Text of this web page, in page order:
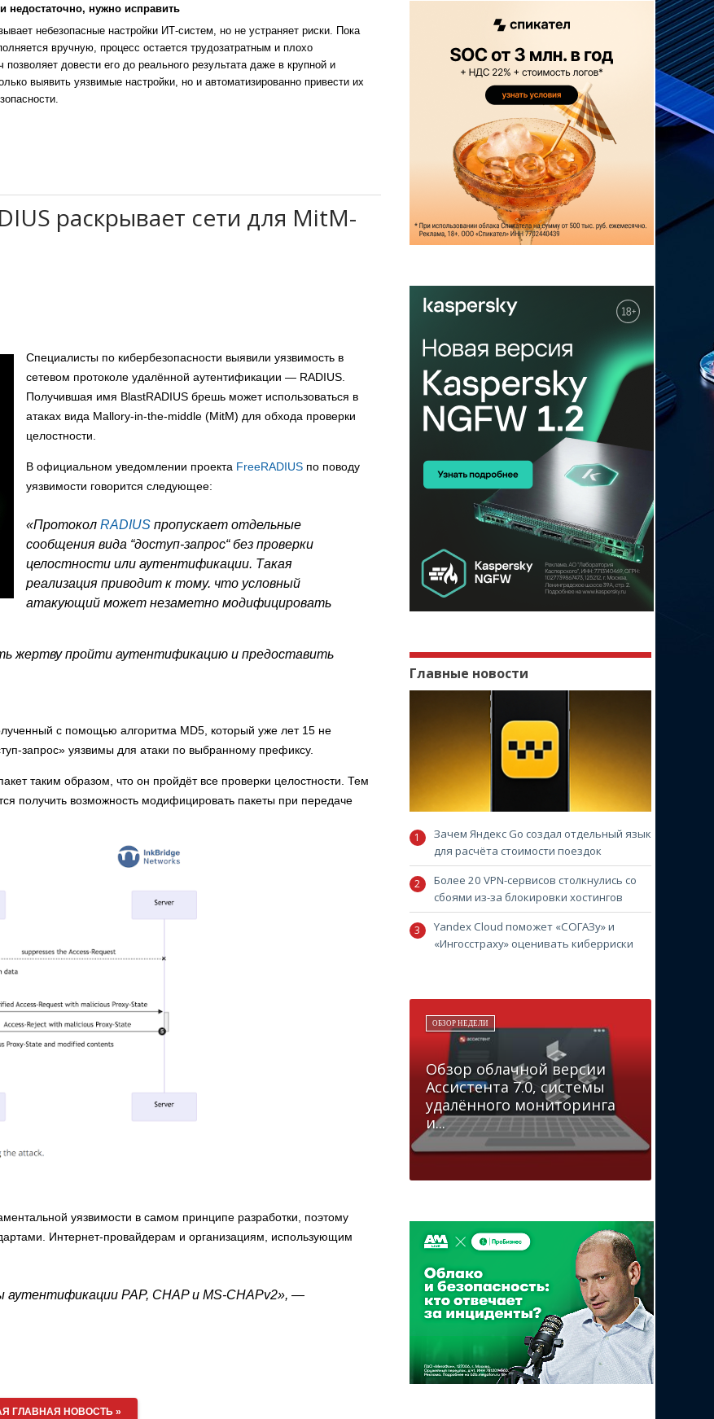
недостаточно, нужно исправить
небезопасные настройки ИТ-систем, но не устраняет риски. Пока
вручную, процесс остается трудозатратным и плохо
довести его до реального результата даже в крупной и
выявить уязвимые настройки, но и автоматизированно привести их
раскрывает сети для MitM-
Специалисты по кибербезопасности выявили уязвимость в
сетевом протоколе удалённой аутентификации — RADIUS.
Получившая имя BlastRADIUS брешь может использоваться в
атаках вида Mallory-in-the-middle (MitM) для обхода проверки
целостности.
В официальном уведомлении проекта FreeRADIUS по поводу
уязвимости говорится следующее:
«Протокол RADIUS пропускает отдельные
сообщения вида “доступ-запрос“ без проверки
целостности или аутентификации. Такая
реализация приводит к тому. что условный
атакующий может незаметно модифицировать
жертву пройти аутентификацию и предоставить
с помощью алгоритма MD5, который уже лет 15 не
запрос» уязвимы для атаки по выбранному префиксу.
таким образом, что он пройдёт все проверки целостности. Тем
получить возможность модифицировать пакеты при передаче
уязвимости в самом принципе разработки, поэтому
Интернет-провайдерам и организациям, использующим
PAP, CHAP и MS-CHAPv2», —
ГЛАВНАЯ НОВОСТЬ »
Главные новости
Зачем Яндекс Go создал отдельный язык
для расчёта стоимости поездок
Более 20 VPN-сервисов столкнулись со
сбоями из-за блокировки хостингов
Yandex Cloud поможет «СОГАЗу» и
«Ингосстраху» оценивать киберриски
ОБЗОР НЕДЕЛИ
Обзор облачной версии
Ассистента 7.0, системы
удалённого мониторинга
и...